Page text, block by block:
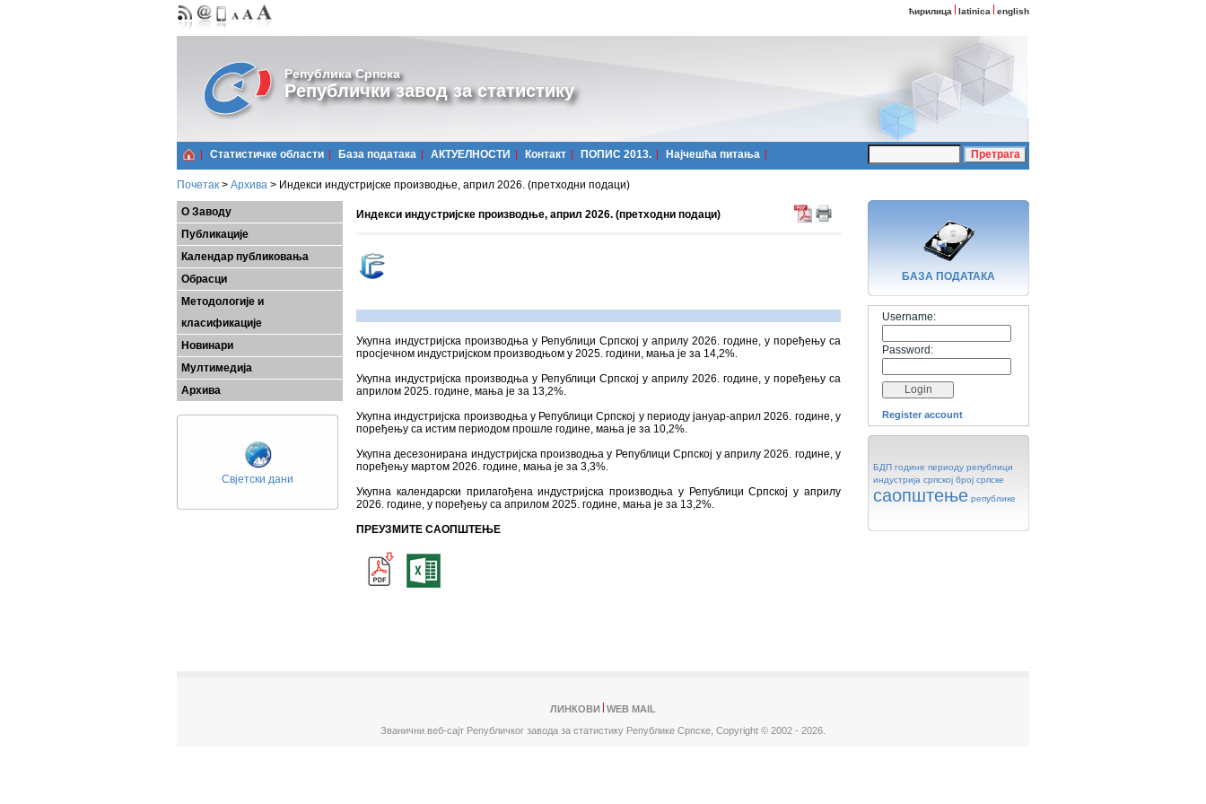
ћирилица latinica english
Република Српска
Републички завод за статистику
Статистичке области Базa података АКТУЕЛНОСТИ Контакт ПОПИС 2013. Најчешћa питања
Почетак > Архива > Индекси индустријске производње, април 2026. (претходни подаци)
О Заводу
Публикације
Календар публиковања
Обрасци
Методологије и
класификације
Новинари
Мултимедија
Архива
Свјетски дани
Индекси индустријске производње, април 2026. (претходни подаци)
Укупна индустријска производња у Републици Српској у априлу 2026. године, у поређењу са
просјечном индустријском производњом у 2025. години, мања је за 14,2%.
Укупна индустријска производња у Републици Српској у априлу 2026. године, у поређењу са
априлом 2025. године, мања је за 13,2%.
Укупна индустријска производња у Републици Српској у периоду јануар-април 2026. године, у
поређењу са истим периодом прошле године, мања је за 10,2%.
Укупна десезонирана индустријска производња у Републици Српској у априлу 2026. године, у
поређењу мартом 2026. године, мања је за 3,3%.
Укупна календарски прилагођена индустријска производња у Републици Српској у априлу
2026. године, у поређењу са априлом 2025. године, мања је за 13,2%.
ПРЕУЗМИТЕ САОПШТЕЊЕ
БАЗA ПОДАТАКА
Username:
Password:
Register account
БДП године периоду републици
индустрија српској број српске
саопштење републике
ЛИНКОВИ
WEB MAIL
Званични веб-сајт Републичког завода за статистику Републике Српске, Copyright © 2002 - 2026.